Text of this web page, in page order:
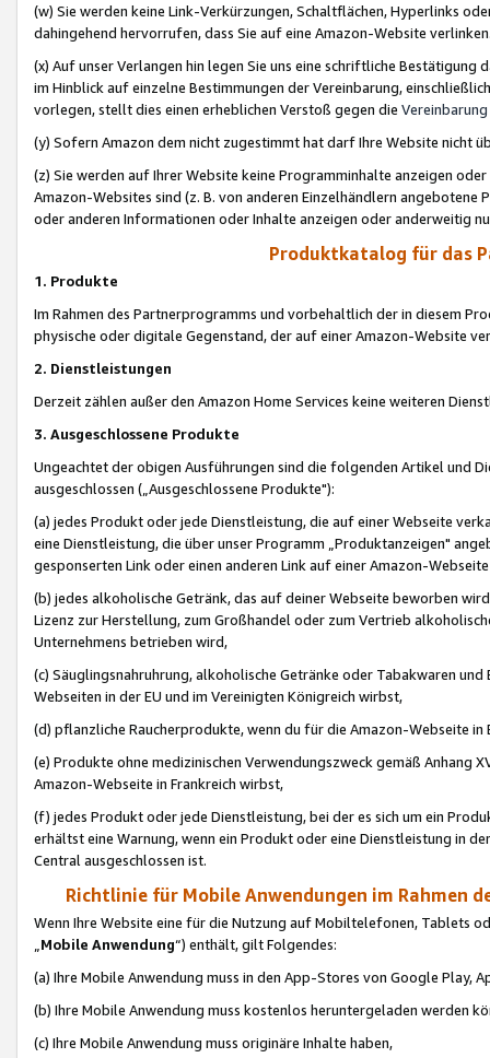
(w) Sie werden keine Link-Verkürzungen, Schaltflächen, Hyperlinks
dahingehend hervorrufen, dass Sie auf eine Amazon-Website
(x) Auf unser Verlangen hin legen Sie uns eine schriftliche
im Hinblick auf einzelne Bestimmungen der Vereinbarung,
vorlegen, stellt dies einen erheblichen Verstoß gegen die Vereinbarung
(y) Sofern Amazon dem nicht zugestimmt hat darf Ihre Website nicht
(z) Sie werden auf Ihrer Website keine Programminhalte anzeigen
Amazon-Websites sind (z. B. von anderen Einzelhändlern
oder anderen Informationen oder Inhalte anzeigen oder anderweitig
Produktkatalog für das
1. Produkte
Im Rahmen des Partnerprogramms und vorbehaltlich der in diesem
physische oder digitale Gegenstand, der auf einer Amazon-Website
2. Dienstleistungen
Derzeit zählen außer den Amazon Home Services keine weiteren
3. Ausgeschlossene Produkte
Ungeachtet der obigen Ausführungen sind die folgenden Artikel und
ausgeschlossen („Ausgeschlossene Produkte"):
(a) jedes Produkt oder jede Dienstleistung, die auf einer Webseite
eine Dienstleistung, die über unser Programm „Produktanzeigen"
gesponserten Link oder einen anderen Link auf einer Amazon-
(b) jedes alkoholische Getränk, das auf deiner Webseite beworben
Lizenz zur Herstellung, zum Großhandel oder zum Vertrieb
Unternehmens betrieben wird,
(c) Säuglingsnahruhrung, alkoholische Getränke oder Tabakwaren
Webseiten in der EU und im Vereinigten Königreich wirbst,
(d) pflanzliche Raucherprodukte, wenn du für die Amazon-Webseite in
(e) Produkte ohne medizinischen Verwendungszweck gemäß Anhang
Amazon-Webseite in Frankreich wirbst,
(f) jedes Produkt oder jede Dienstleistung, bei der es sich um ein
erhältst eine Warnung, wenn ein Produkt oder eine Dienstleistung in
Central ausgeschlossen ist.
Richtlinie für Mobile Anwendungen im Rahmen
Wenn Ihre Website eine für die Nutzung auf Mobiltelefonen, Tablets
„Mobile Anwendung“) enthält, gilt Folgendes:
(a) Ihre Mobile Anwendung muss in den App-Stores von Google Play,
(b) Ihre Mobile Anwendung muss kostenlos heruntergeladen werden
(c) Ihre Mobile Anwendung muss originäre Inhalte haben,